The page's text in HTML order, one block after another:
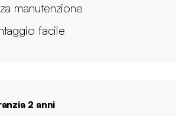
manutenzione
facile
2 anni